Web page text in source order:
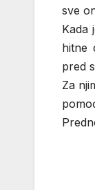
sve
Kada
hitne
pred
Za